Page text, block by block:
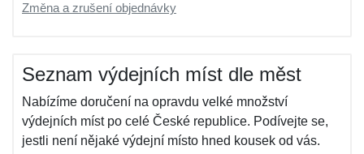
Změna a zrušení objednávky
Seznam výdejních míst dle měst
Nabízíme doručení na opravdu velké množství
výdejních míst po celé České republice. Podívejte se,
jestli není nějaké výdejní místo hned kousek od vás.